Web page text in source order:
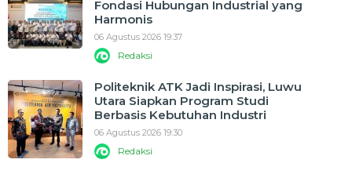
Fondasi Hubungan Industrial yang
Harmonis
06 Agustus 2026 19:37
Redaksi
Politeknik ATK Jadi Inspirasi, Luwu
Utara Siapkan Program Studi
Berbasis Kebutuhan Industri
06 Agustus 2026 19:30
Redaksi